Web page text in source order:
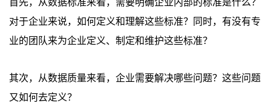
对于企业来说，如何定义和理解这些标准？同时，有没有专
业的团队来为企业定义、制定和维护这些标准？
其次，从数据质量来看，企业需要解决哪些问题？这些问题
又如何去定义？